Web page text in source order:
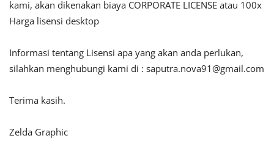
kami, akan dikenakan biaya CORPORATE LICENSE atau 100x
Harga lisensi desktop
Informasi tentang Lisensi apa yang akan anda perlukan,
silahkan menghubungi kami di : saputra.nova91@gmail.com
Terima kasih.
Zelda Graphic